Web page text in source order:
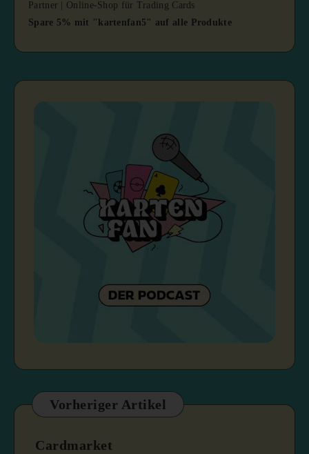
Partner | Online-Shop für Trading Cards
Spare 5% mit "kartenfan5" auf alle Produkte
Vorheriger Artikel
Cardmarket